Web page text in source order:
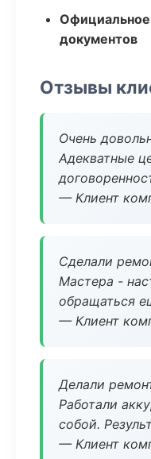
документов
Отзывы
Очень
Адекватные
— Клиент
Сделали
Мастера -
обращаться
— Клиент
Делали
Работали
собой.
— Клиент